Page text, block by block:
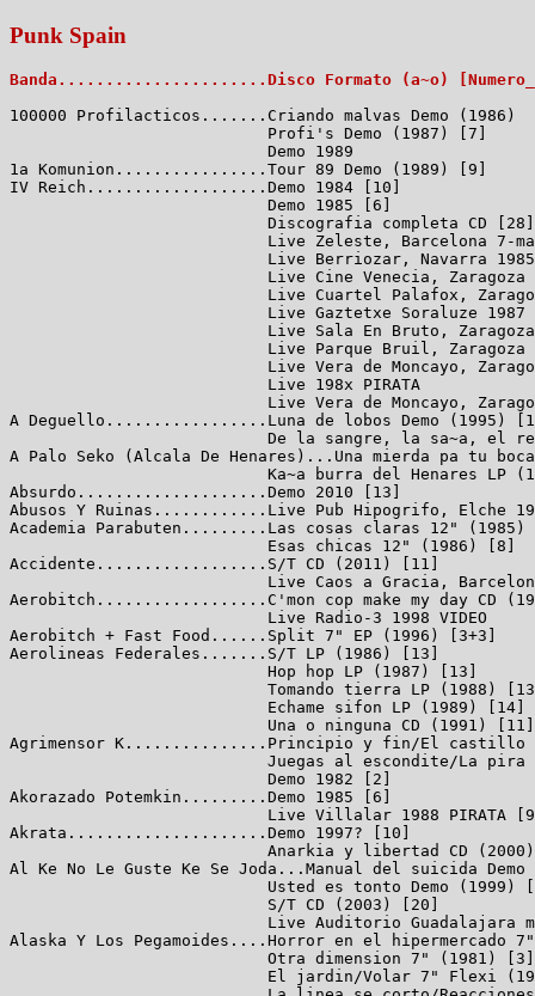
Punk Spain
Banda......................Disco Formato (a~o)